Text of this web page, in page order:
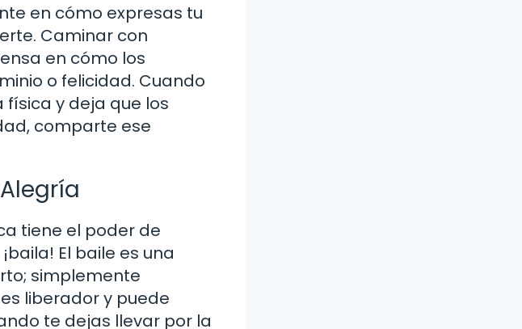
en cómo expresas tu
Caminar con
en cómo los
o felicidad. Cuando
y deja que los
comparte ese
tiene el poder de
El baile es una
simplemente
liberador y puede
te dejas llevar por la